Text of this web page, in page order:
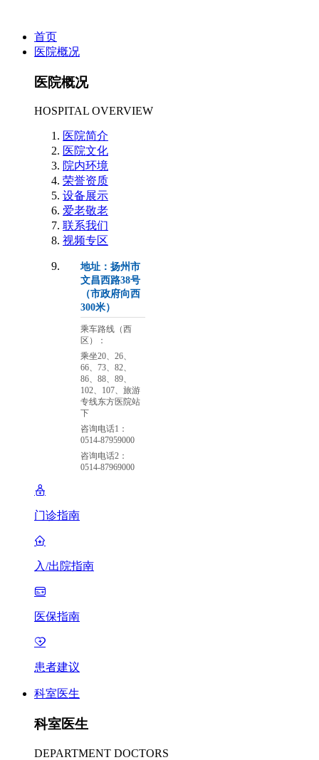
首页
医院概况
医院概况
HOSPITAL OVERVIEW
医院简介
医院文化
院内环境
荣誉资质
设备展示
爱老敬老
联系我们
视频专区
地址：扬州市
文昌西路38号
（市政府向西
300米）
乘车路线（西
区）：
乘坐20、26、
66、73、82、
86、88、89、
102、107、旅游
专线东方医院站
下
咨询电话1：
0514-87959000
咨询电话2：
0514-87969000
门诊指南
入/出院指南
医保指南
患者建议
科室医生
科室医生
DEPARTMENT DOCTORS